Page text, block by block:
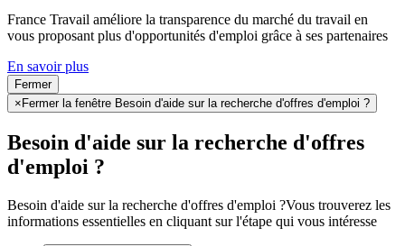
France Travail améliore la transparence du marché du travail en
vous proposant plus d'opportunités d'emploi grâce à ses partenaires
En savoir plus
Fermer
× Fermer la fenêtre Besoin d'aide sur la recherche d'offres d'emploi ?
Besoin d'aide sur la recherche d'offres
d'emploi ?
Besoin d'aide sur la recherche d'offres d'emploi ?Vous trouverez les
informations essentielles en cliquant sur l'étape qui vous intéresse